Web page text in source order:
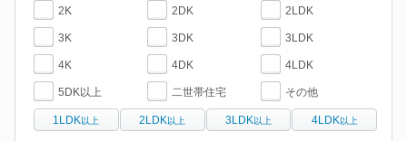
2K 2DK 2LDK
3K 3DK 3LDK
4K 4DK 4LDK
5DK以上 二世帯住宅 その他
1LDK 以上 2LDK 以上 3LDK 以上 4LDK 以上